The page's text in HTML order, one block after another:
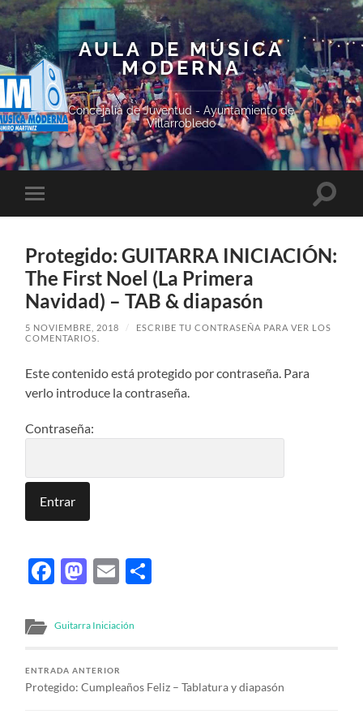
AULA DE MÚSICA
MODERNA
Concejalía de Juventud - Ayuntamiento de
Villarrobledo
el
móvil
Protegido: GUITARRA INICIACIÓN:
The First Noel (La Primera
Navidad) – TAB & diapasón
5 NOVIEMBRE, 2018 /
ESCRIBE TU CONTRASEÑA PARA VER LOS
COMENTARIOS.
Este contenido está protegido por contraseña. Para
verlo introduce la contraseña.
Contraseña:
Facebook
Mastodon
Email
Guitarra Iniciación
ENTRADA ANTERIOR
Protegido: Cumpleaños Feliz – Tablatura y diapasón